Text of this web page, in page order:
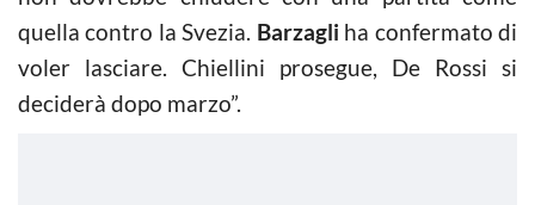
quella contro la Svezia. Barzagli ha confermato di
voler lasciare. Chiellini prosegue, De Rossi si
deciderà dopo marzo”.